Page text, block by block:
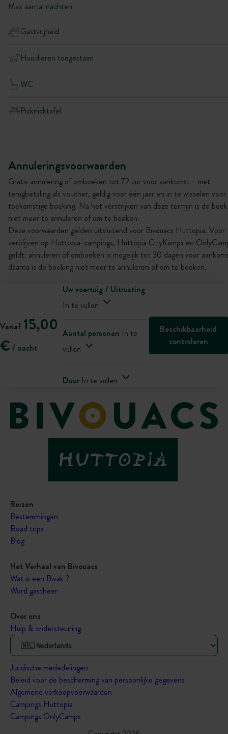
Max aantal nachten
Gastvrijheid
Huisdieren toegestaan
WC
Picknicktafel
Annuleringsvoorwaarden
Gratis annulering of omboeken tot 72 uur voor aankomst - met
terugbetaling als voucher, geldig voor één jaar en in te wisselen
toekomstige boeking. Na het verstrijken van deze termijn is de
niet meer te annuleren of om te boeken.
Deze voorwaarden gelden uitsluitend voor Bivouacs Huttopia. Voor
verblijven op Huttopia-campings, Huttopia CityKamps en
geldt: annuleren of omboeken is mogelijk tot 30 dagen voor
daarna is de boeking niet meer te annuleren of om te boeken.
Vanaf 15,00
€ / nacht
Uw voertuig / Uitrusting
In te vullen
Aantal personen In te
vullen
Duur In te vullen
Beschikbaarheid
controleren
Reizen
Bestemmingen
Road trips
Blog
Het Verhaal van Bivouacs
Wat is een Bivak ?
Word gastheer
Over ons
Hulp & ondersteuning
Juridische mededelingen
Beleid voor de bescherming van persoonlijke gegevens
Algemene verkoopvoorwaarden
Campings Huttopia
Campings OnlyCamps